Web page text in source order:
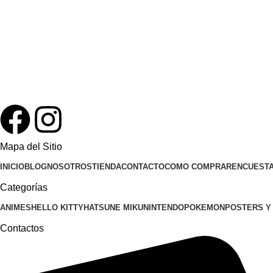
Mapa del Sitio
INICIOBLOGNOSOTROSTIENDACONTACTOCOMO COMPRAR
Categorías
ANIMES HELLO KITTYHATSUNE MIKUNINTENDOPOKEMON POSTERS
Contactos